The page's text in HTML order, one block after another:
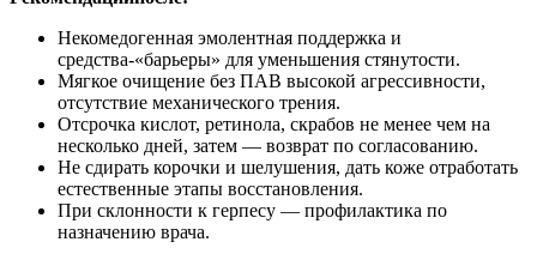
Некомедогенная эмолентная поддержка и
средства-«барьеры» для уменьшения стянутости.
Мягкое очищение без ПАВ высокой агрессивности,
отсутствие механического трения.
Отсрочка кислот, ретинола, скрабов не менее чем на
несколько дней, затем — возврат по согласованию.
Не сдирать корочки и шелушения, дать коже отработать
естественные этапы восстановления.
При склонности к герпесу — профилактика по
назначению врача.